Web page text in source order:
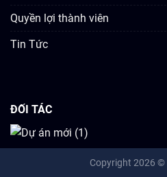
Quyền lợi thành viên
Tin Tức
ĐỐI TÁC
Copyright 2026 ©